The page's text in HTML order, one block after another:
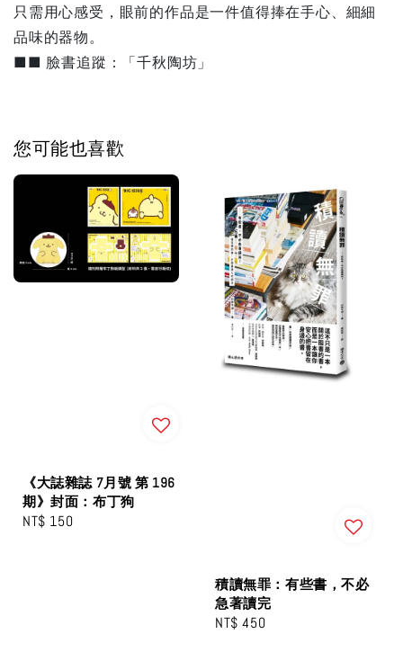
只需用心感受，眼前的作品是一件值得捧在手心、細細
品味的器物。
■■ 臉書追蹤：「千秋陶坊」
您可能也喜歡
《大誌雜誌 7月號 第 196
期》封面：布丁狗
Regular
NT$ 150
積讀無罪：有些書，不必
急著讀完
Regular
NT$ 450